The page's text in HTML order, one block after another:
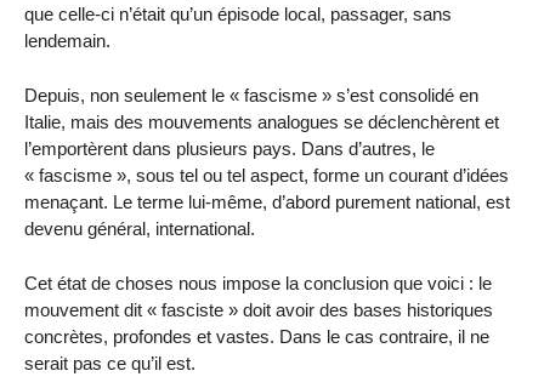
que celle-ci n’était qu’un épisode local, passager, sans
lendemain.
Depuis, non seulement le « fascisme » s’est consolidé en
Italie, mais des mouvements analogues se déclenchèrent et
l’emportèrent dans plusieurs pays. Dans d’autres, le
« fascisme », sous tel ou tel aspect, forme un courant d’idées
menaçant. Le terme lui-même, d’abord purement national, est
devenu général, international.
Cet état de choses nous impose la conclusion que voici : le
mouvement dit « fasciste » doit avoir des bases historiques
concrètes, profondes et vastes. Dans le cas contraire, il ne
serait pas ce qu’il est.